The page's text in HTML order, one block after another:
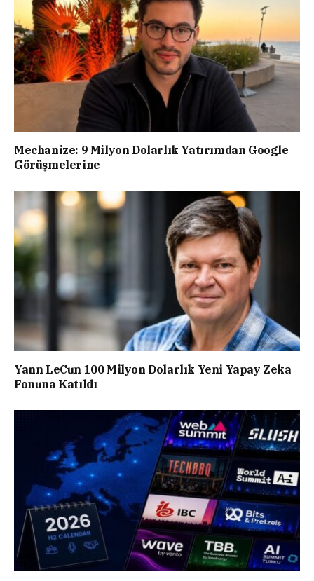
Mechanize: 9 Milyon Dolarlık Yatırımdan Google
Görüşmelerine
Yann LeCun 100 Milyon Dolarlık Yeni Yapay Zeka
Fonuna Katıldı